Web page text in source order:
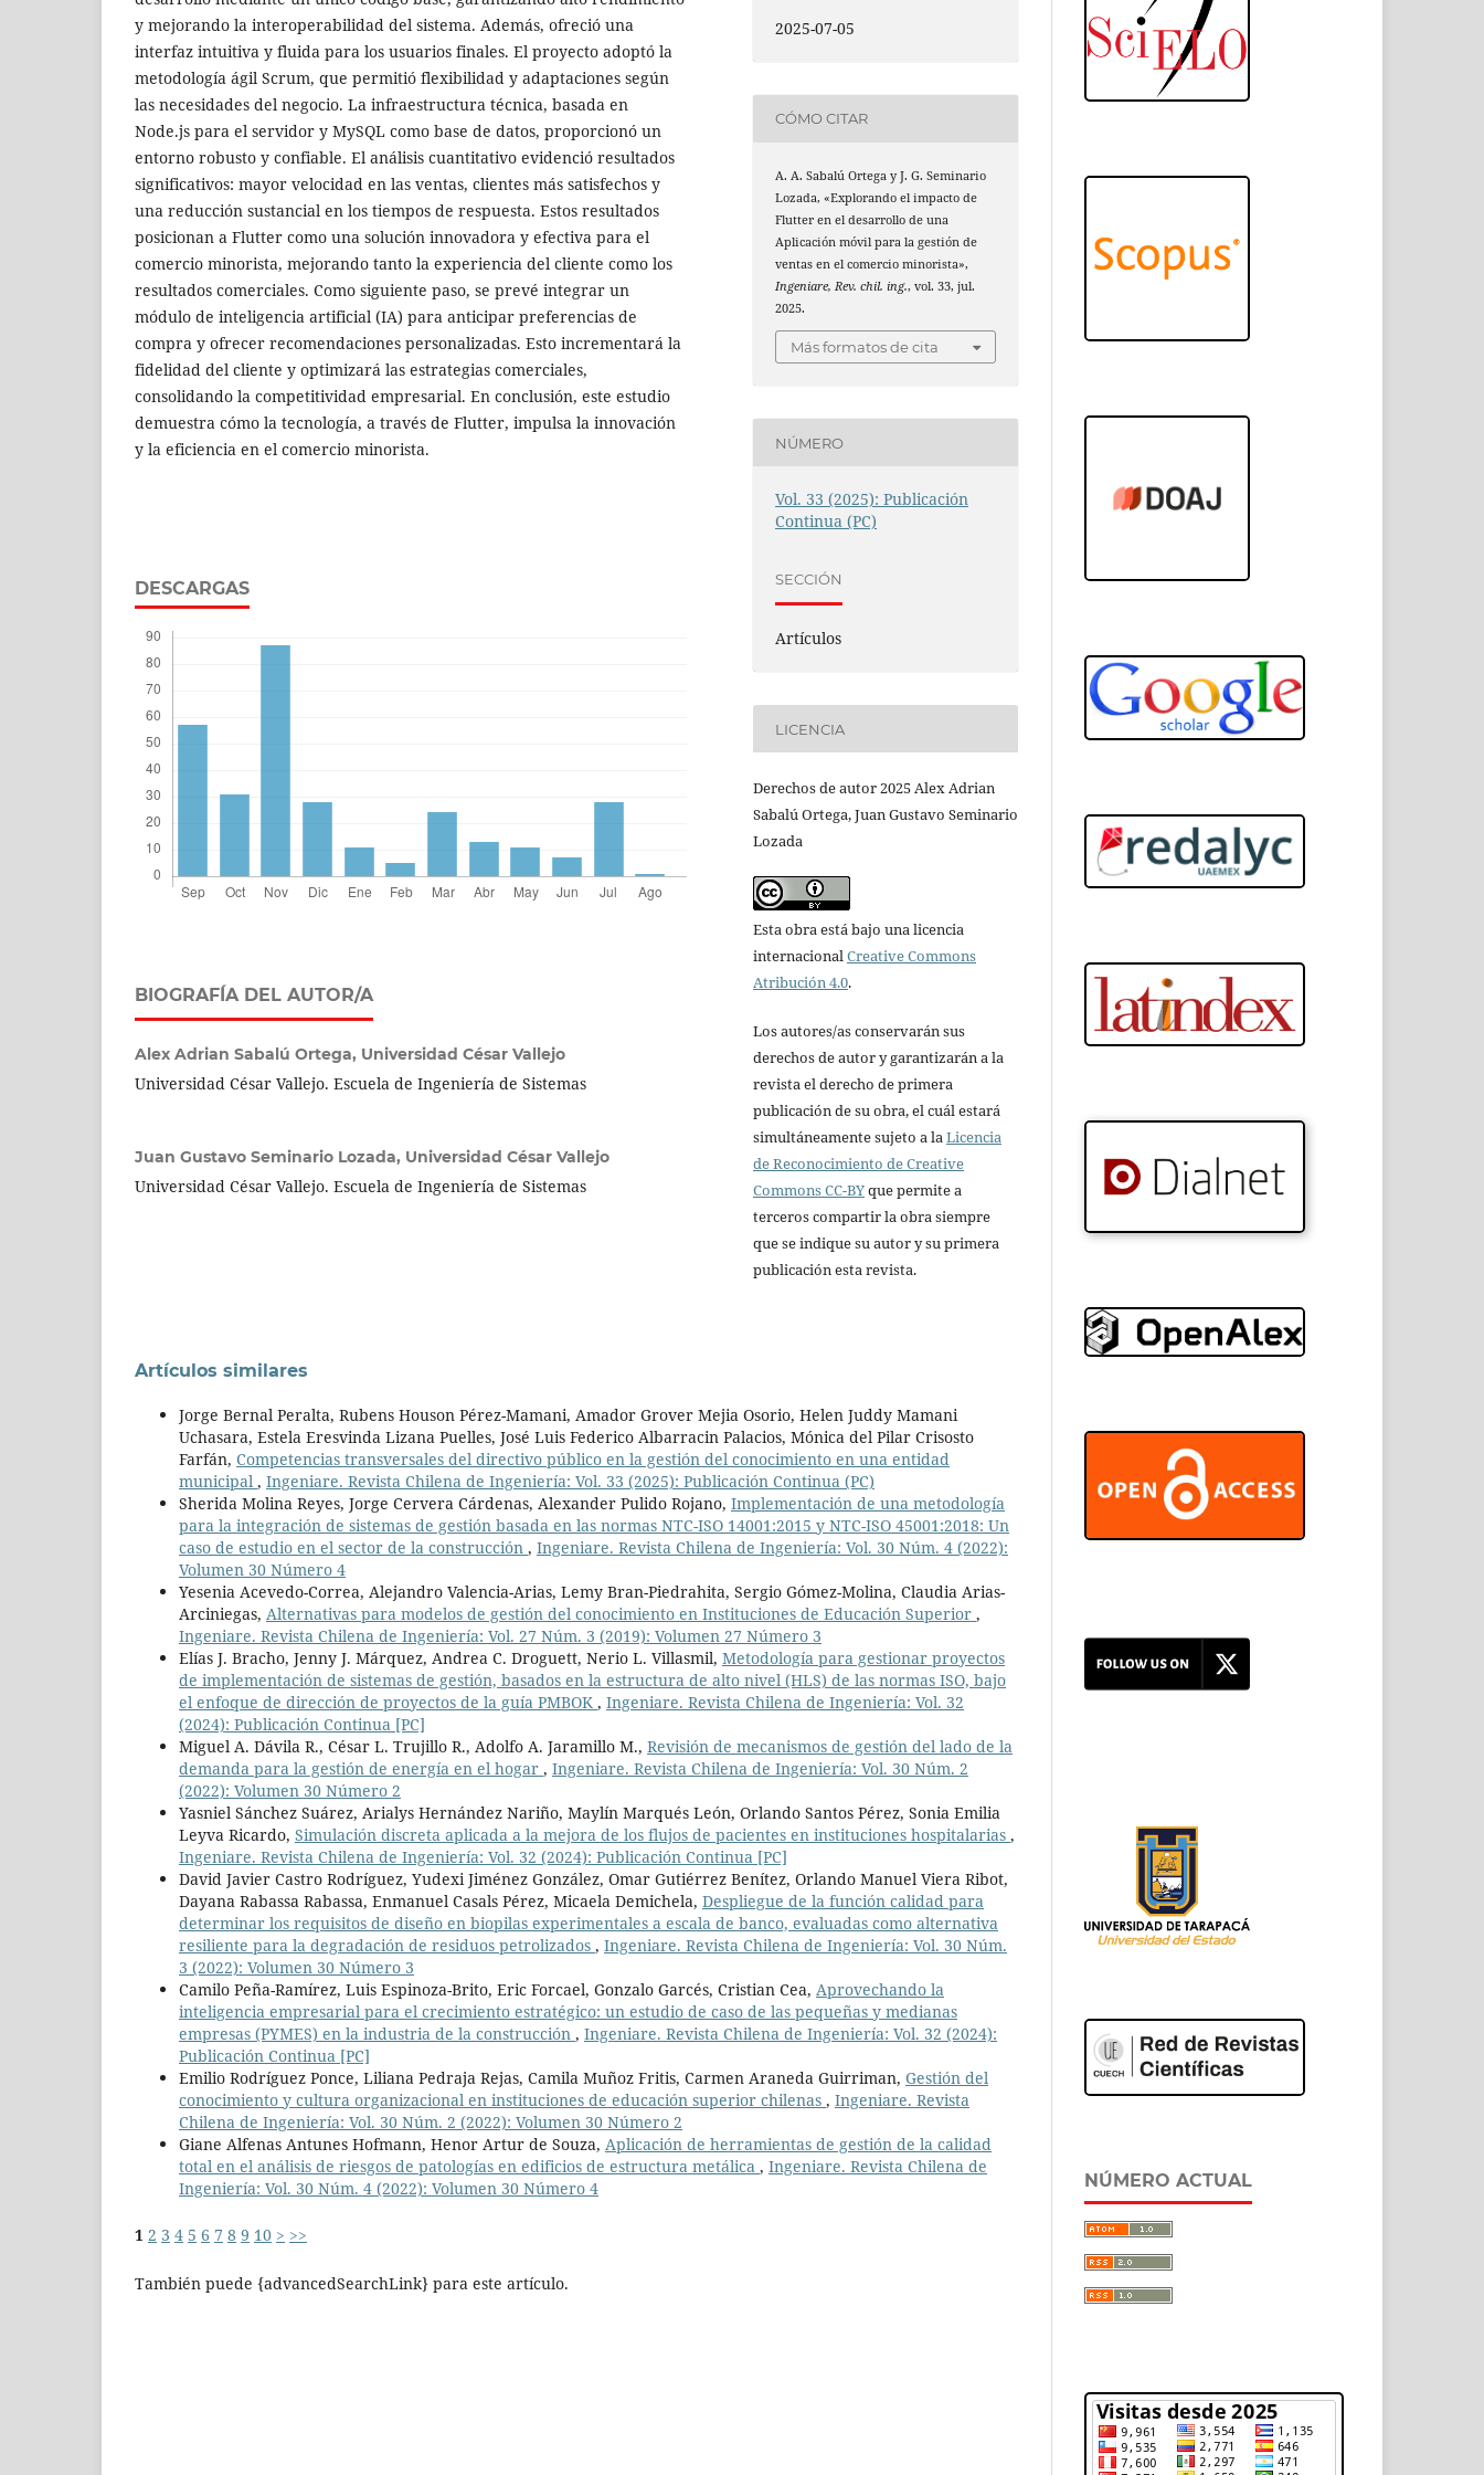
y mejorando la interoperabilidad del sistema. Además, ofreció una
interfaz intuitiva y fluida para los usuarios finales. El proyecto adoptó la
metodología ágil Scrum, que permitió flexibilidad y adaptaciones según
las necesidades del negocio. La infraestructura técnica, basada en
Node.js para el servidor y MySQL como base de datos, proporcionó un
entorno robusto y confiable. El análisis cuantitativo evidenció resultados
significativos: mayor velocidad en las ventas, clientes más satisfechos y
una reducción sustancial en los tiempos de respuesta. Estos resultados
posicionan a Flutter como una solución innovadora y efectiva para el
comercio minorista, mejorando tanto la experiencia del cliente como los
resultados comerciales. Como siguiente paso, se prevé integrar un
módulo de inteligencia artificial (IA) para anticipar preferencias de
compra y ofrecer recomendaciones personalizadas. Esto incrementará la
fidelidad del cliente y optimizará las estrategias comerciales,
consolidando la competitividad empresarial. En conclusión, este estudio
demuestra cómo la tecnología, a través de Flutter, impulsa la innovación
y la eficiencia en el comercio minorista.
DESCARGAS
BIOGRAFÍA DEL AUTOR/A
Alex Adrian Sabalú Ortega, Universidad César Vallejo
Universidad César Vallejo. Escuela de Ingeniería de Sistemas
Juan Gustavo Seminario Lozada, Universidad César Vallejo
Universidad César Vallejo. Escuela de Ingeniería de Sistemas
2025-07-05
CÓMO CITAR
A. A. Sabalú Ortega y J. G. Seminario
Lozada, «Explorando el impacto de
Flutter en el desarrollo de una
Aplicación móvil para la gestión de
ventas en el comercio minorista»,
Ingeniare, Rev. chil. ing., vol. 33, jul.
2025.
Más formatos de cita
NÚMERO
Vol. 33 (2025): Publicación
Continua (PC)
SECCIÓN
Artículos
LICENCIA
Derechos de autor 2025 Alex Adrian
Sabalú Ortega, Juan Gustavo Seminario
Lozada
Esta obra está bajo una licencia
internacionalCreative Commons
Atribución 4.0.
Los autores/as conservarán sus
derechos de autor y garantizarán a la
revista el derecho de primera
publicación de su obra, el cuál estará
simultáneamente sujeto a laLicencia
de Reconocimiento de Creative
Commons CC-BYque permite a
terceros compartir la obra siempre
que se indique su autor y su primera
publicación esta revista.
Artículos similares
Jorge Bernal Peralta, Rubens Houson Pérez-Mamani, Amador Grover Mejia Osorio, Helen Juddy Mamani
Uchasara, Estela Eresvinda Lizana Puelles, José Luis Federico Albarracin Palacios, Mónica del Pilar Crisosto
Farfán, Competencias transversales del directivo público en la gestión del conocimiento en una entidad
municipal , Ingeniare. Revista Chilena de Ingeniería: Vol. 33 (2025): Publicación Continua (PC)
Sherida Molina Reyes, Jorge Cervera Cárdenas, Alexander Pulido Rojano, Implementación de una metodología
para la integración de sistemas de gestión basada en las normas NTC-ISO 14001:2015 y NTC-ISO 45001:2018: Un
caso de estudio en el sector de la construcción , Ingeniare. Revista Chilena de Ingeniería: Vol. 30 Núm. 4 (2022):
Volumen 30 Número 4
Yesenia Acevedo-Correa, Alejandro Valencia-Arias, Lemy Bran-Piedrahita, Sergio Gómez-Molina, Claudia Arias-
Arciniegas, Alternativas para modelos de gestión del conocimiento en Instituciones de Educación Superior ,
Ingeniare. Revista Chilena de Ingeniería: Vol. 27 Núm. 3 (2019): Volumen 27 Número 3
Elías J. Bracho, Jenny J. Márquez, Andrea C. Droguett, Nerio L. Villasmil, Metodología para gestionar proyectos
de implementación de sistemas de gestión, basados en la estructura de alto nivel (HLS) de las normas ISO, bajo
el enfoque de dirección de proyectos de la guía PMBOK , Ingeniare. Revista Chilena de Ingeniería: Vol. 32
(2024): Publicación Continua [PC]
Miguel A. Dávila R., César L. Trujillo R., Adolfo A. Jaramillo M., Revisión de mecanismos de gestión del lado de la
demanda para la gestión de energía en el hogar , Ingeniare. Revista Chilena de Ingeniería: Vol. 30 Núm. 2
(2022): Volumen 30 Número 2
Yasniel Sánchez Suárez, Arialys Hernández Nariño, Maylín Marqués León, Orlando Santos Pérez, Sonia Emilia
Leyva Ricardo, Simulación discreta aplicada a la mejora de los flujos de pacientes en instituciones hospitalarias ,
Ingeniare. Revista Chilena de Ingeniería: Vol. 32 (2024): Publicación Continua [PC]
David Javier Castro Rodríguez, Yudexi Jiménez González, Omar Gutiérrez Benítez, Orlando Manuel Viera Ribot,
Dayana Rabassa Rabassa, Enmanuel Casals Pérez, Micaela Demichela, Despliegue de la función calidad para
determinar los requisitos de diseño en biopilas experimentales a escala de banco, evaluadas como alternativa
resiliente para la degradación de residuos petrolizados , Ingeniare. Revista Chilena de Ingeniería: Vol. 30 Núm.
3 (2022): Volumen 30 Número 3
Camilo Peña-Ramírez, Luis Espinoza-Brito, Eric Forcael, Gonzalo Garcés, Cristian Cea, Aprovechando la
inteligencia empresarial para el crecimiento estratégico: un estudio de caso de las pequeñas y medianas
empresas (PYMES) en la industria de la construcción , Ingeniare. Revista Chilena de Ingeniería: Vol. 32 (2024):
Publicación Continua [PC]
Emilio Rodríguez Ponce, Liliana Pedraja Rejas, Camila Muñoz Fritis, Carmen Araneda Guirriman, Gestión del
conocimiento y cultura organizacional en instituciones de educación superior chilenas , Ingeniare. Revista
Chilena de Ingeniería: Vol. 30 Núm. 2 (2022): Volumen 30 Número 2
Giane Alfenas Antunes Hofmann, Henor Artur de Souza, Aplicación de herramientas de gestión de la calidad
total en el análisis de riesgos de patologías en edificios de estructura metálica , Ingeniare. Revista Chilena de
Ingeniería: Vol. 30 Núm. 4 (2022): Volumen 30 Número 4
1 2 3 4 5 6 7 8 9 10 > >>
También puede {advancedSearchLink} para este artículo.
NÚMERO ACTUAL